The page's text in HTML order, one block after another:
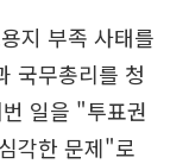
지 부족 사태를
국무총리를 청
일을 "투표권
각한 문제"로